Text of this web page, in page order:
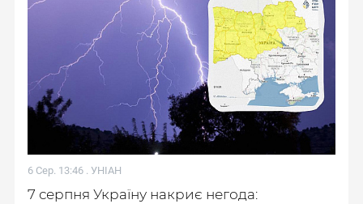
6 Сер. 13:46 . УНІАН
7 серпня Україну накриє негода: